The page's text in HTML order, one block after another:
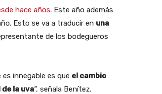
hace años. Este año además
Esto se va a traducir en una
de los bodegueros
innegable es que el cambio
la uva“, señala Benítez.